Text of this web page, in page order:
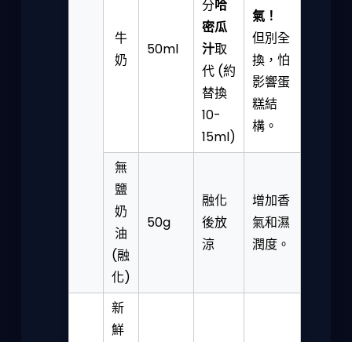
牛
奶
50ml
分哈
密瓜
汁取
代 (約
替換
10-
15ml)
氣！
但別全
換，怕
影響蛋
糕結
構。
無
鹽
奶
油
(融
化)
50g
融化
後放
涼
增加香
氣和濕
潤度。
新
鮮